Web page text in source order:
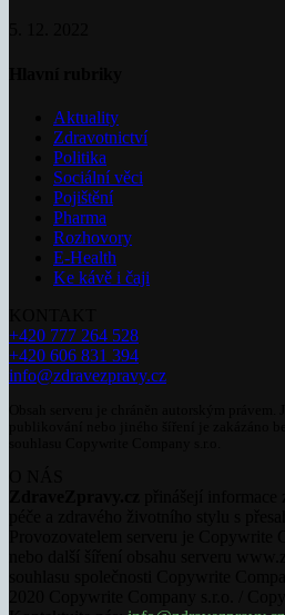
Aktuality
Zdravotnictví
Politika
Sociální věci
Pojištění
Pharma
Rozhovory
E-Health
Ke kávě i čaji
+420 777 264 528
+420 606 831 394
info@zdravezpravy.cz